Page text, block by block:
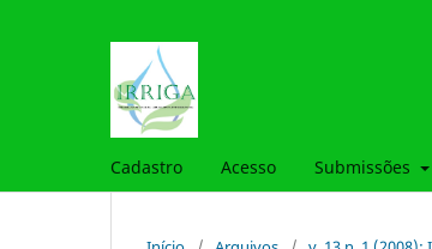
Cadastro Acesso Submissões